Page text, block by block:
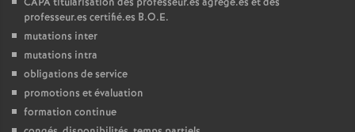
professeur.es certifié.es B.O.E.
mutations inter
mutations intra
obligations de service
promotions et évaluation
formation continue